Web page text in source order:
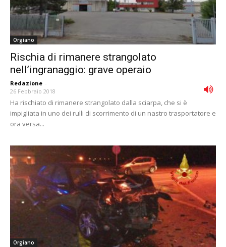
Orgiano
Rischia di rimanere strangolato
nell’ingranaggio: grave operaio
Redazione -
26 Febbraio 2018
Ha rischiato di rimanere strangolato dalla sciarpa, che si è
impigliata in uno dei rulli di scorrimento di un nastro trasportatore e
ora versa...
Orgiano